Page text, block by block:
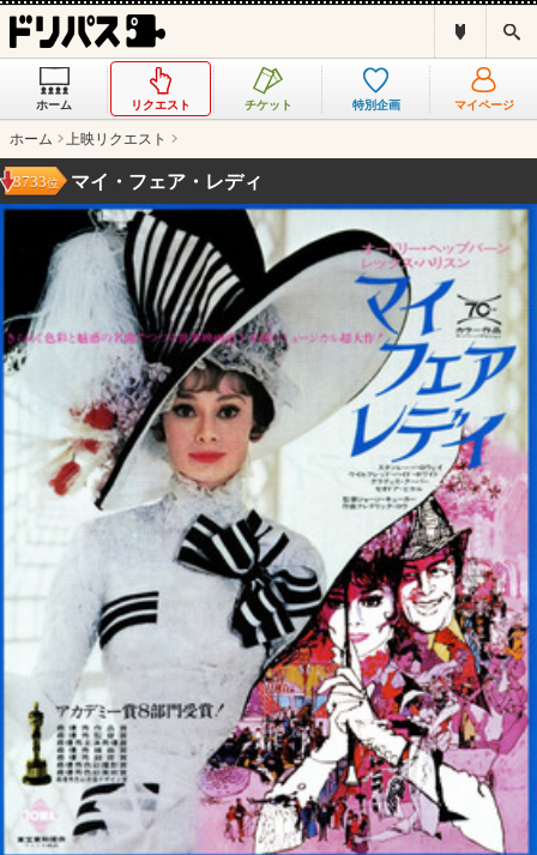
ス
ホーム リクエスト チケット 特別企画 マイページ
ホーム 上映リクエスト
マイ・フェア・レディ
3733位